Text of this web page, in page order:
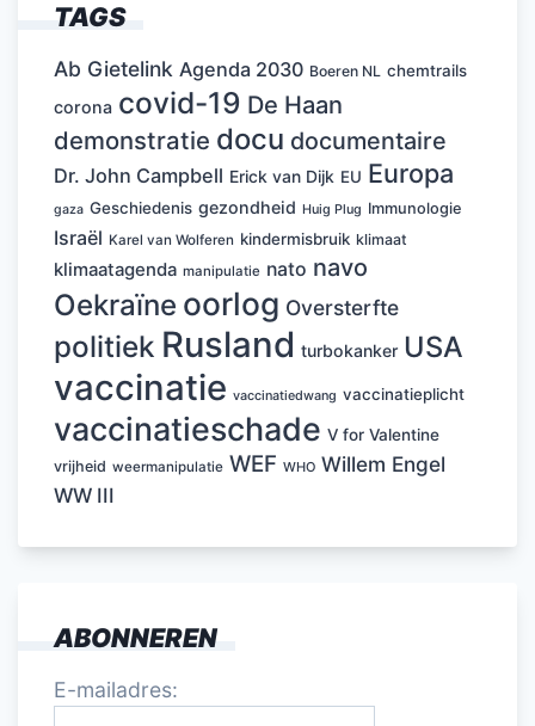
TAGS
Ab Gietelink Agenda 2030 Boeren NL chemtrails
corona covid-19 De Haan
demonstratie docu documentaire
Dr. John Campbell Erick van Dijk EU Europa
gaza Geschiedenis gezondheid Huig Plug Immunologie
Israël Karel van Wolferen kindermisbruik klimaat
klimaatagenda manipulatie nato navo
Oekraïne oorlog Oversterfte
politiek Rusland turbokanker USA
vaccinatie vaccinatiedwang vaccinatieplicht
vaccinatieschade V for Valentine
vrijheid weermanipulatie WEF WHO Willem Engel
WW III
ABONNEREN
E-mailadres: